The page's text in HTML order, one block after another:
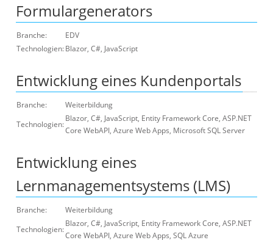
Formulargenerators
Branche:
EDV
Technologien:Blazor, C#, JavaScript
Entwicklung eines Kundenportals
Branche:
Weiterbildung
Technologien:
Blazor, C#, JavaScript, Entity Framework Core, ASP.NET
Core WebAPI, Azure Web Apps, Microsoft SQL Server
Entwicklung eines
Lernmanagementsystems (LMS)
Branche:
Weiterbildung
Technologien:
Blazor, C#, JavaScript, Entity Framework Core, ASP.NET
Core WebAPI, Azure Web Apps, SQL Azure